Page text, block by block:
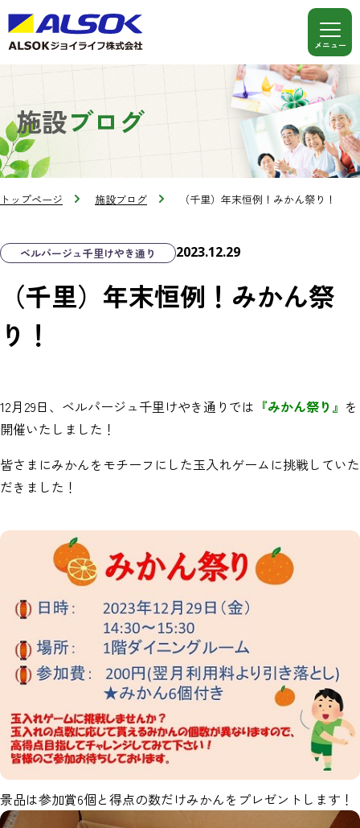
施設ブログ
トップページ 施設ブログ （千里）年末恒例！みかん祭り！
ベルパージュ千里けやき通り 2023.12.29
（千里）年末恒例！みかん祭
り！
12月29日、ベルパージュ千里けやき通りでは 『みかん祭り』 を
開催いたしました！
皆さまにみかんをモチーフにした玉入れゲームに挑戦していた
だきました！
景品は参加賞6個と得点の数だけみかんをプレゼントします！